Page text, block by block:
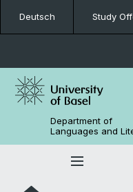
Deutsch Study
Department of
Languages and